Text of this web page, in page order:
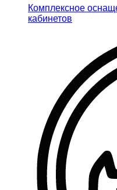
Комплексное
кабинетов